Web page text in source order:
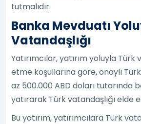
tutmalıdır.
Banka Mevduatı
Vatandaşlığı
Yatırımcılar, yatırım yoluyla Türk
etme koşullarına göre, onaylı
az 500.000 ABD doları tutarında
yatırarak Türk vatandaşlığı elde
Bu yatırım, yatırımcılara Türk